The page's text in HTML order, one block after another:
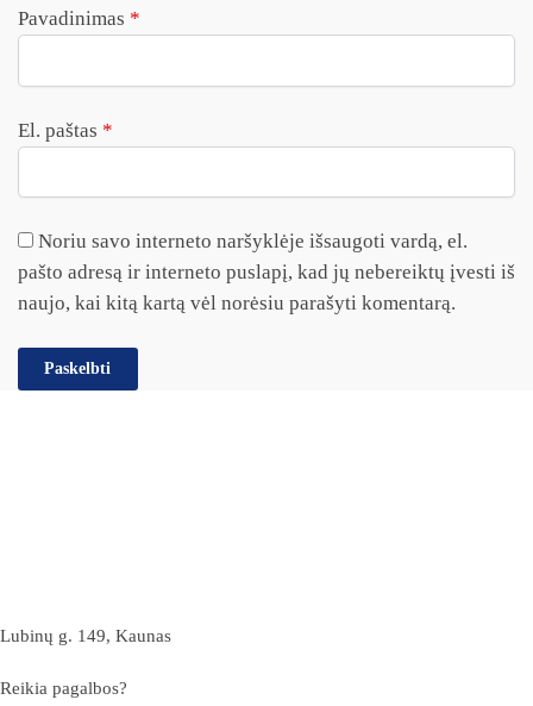
Pavadinimas *
El. paštas *
Noriu savo interneto naršyklėje išsaugoti vardą, el.
pašto adresą ir interneto puslapį, kad jų nebereiktų įvesti iš
naujo, kai kitą kartą vėl norėsiu parašyti komentarą.
Lubinų g. 149, Kaunas
Reikia pagalbos?